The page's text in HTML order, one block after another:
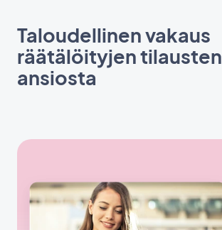
Taloudellinen vakaus
räätälöityjen tilausten
ansiosta